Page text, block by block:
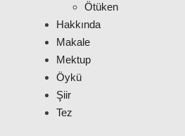
Ötüken
Hakkında
Makale
Mektup
Öykü
Şiir
Tez